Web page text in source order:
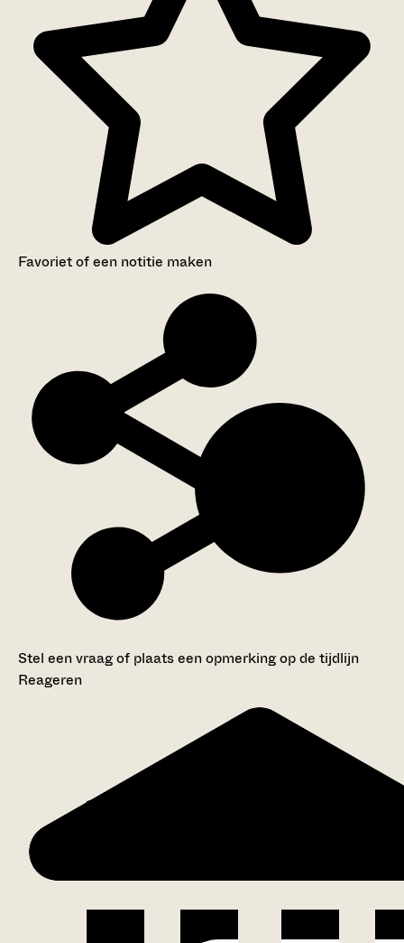
Favoriet of een notitie maken
Stel een vraag of plaats een opmerking op de tijdlijn
Reageren